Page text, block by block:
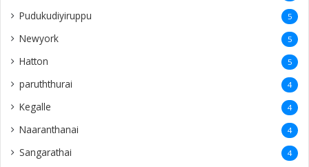
Pudukudiyiruppu 5
Newyork 5
Hatton 5
paruththurai 4
Kegalle 4
Naaranthanai 4
Sangarathai 4